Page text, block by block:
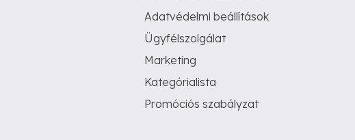
Adatvédelmi beállítások
Ügyfélszolgálat
Marketing
Kategórialista
Promóciós szabályzat